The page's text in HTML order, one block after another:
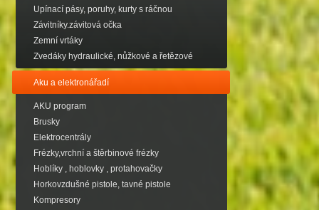
Upínací pásy, poruhy, kurty s ráčnou
Závitníky.závitová očka
Zemní vrtáky
Zvedáky hydraulické, nůžkové a řetězové
Aku a elektronářadí
AKU program
Brusky
Elektrocentrály
Frézky,vrchní a štěrbinové frézky
Hoblíky , hoblovky , protahovačky
Horkovzdušné pistole, tavné pistole
Kompresory